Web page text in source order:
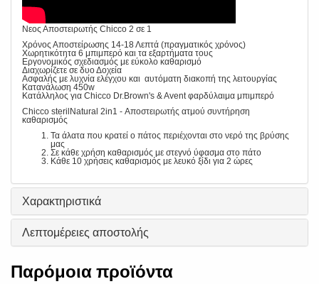
Νεος Αποστειρωτής Chicco 2 σε 1
Χρόνος Αποστείρωσης 14-18 Λεπτά (πραγματικός χρόνος)
Χωρητικότητα 6 μπιμπερό και τα εξαρτήματα τους
Εργονομικός σχεδιασμός με εύκολο καθαρισμό
Διαχωρίζετε σε δυο Δοχεία
Ασφαλής με λυχνία ελέγχου και αυτόματη διακοπή της λειτουργίας
Κατανάλωση 450w
Κατάλληλος για Chicco Dr.Brown's & Avent φαρδύλαιμα μπιμπερό
Chicco sterilNatural 2in1 - Αποστειρωτής ατμού συντήρηση
καθαρισμός
Τα άλατα που κρατεί ο πάτος περιέχονται στο νερό της βρύσης
μας
Σε κάθε χρήση καθαρισμός με στεγνό ύφασμα στο πάτο
Κάθε 10 χρήσεις καθαρισμός με λευκό ξίδι για 2 ώρες
Χαρακτηριστικά
Λεπτομέρειες αποστολής
Παρόμοια προϊόντα